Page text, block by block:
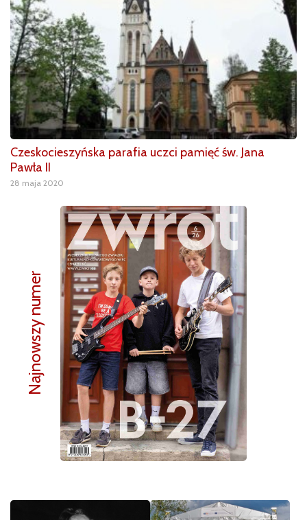
Czeskocieszyńska parafia uczci pamięć św. Jana
Pawła II
28 maja 2020
Najnowszy numer